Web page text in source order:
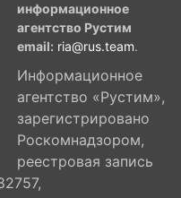
информационное
агентство Рустим
email: ria@rus.team.
Информационное
агентство «Рустим»,
зарегистрировано
Роскомнадзором,
реестровая запись